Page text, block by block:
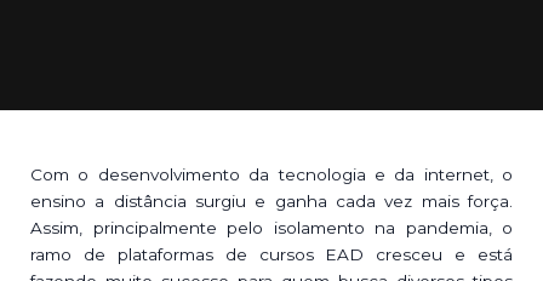
Com o desenvolvimento da tecnologia e da internet, o
ensino a distância surgiu e ganha cada vez mais força.
Assim, principalmente pelo isolamento na pandemia, o
ramo de plataformas de cursos EAD cresceu e está